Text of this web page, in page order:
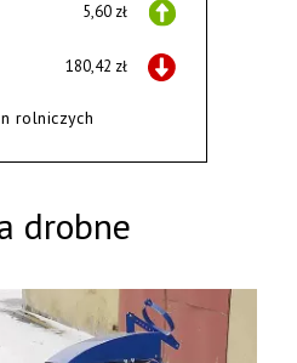
5,60 zł
180,42 zł
rolniczych
drobne